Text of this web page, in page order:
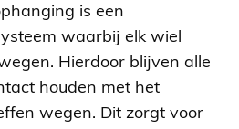
is een
waarbij elk wiel
Hierdoor blijven alle
houden met het
wegen. Dit zorgt voor